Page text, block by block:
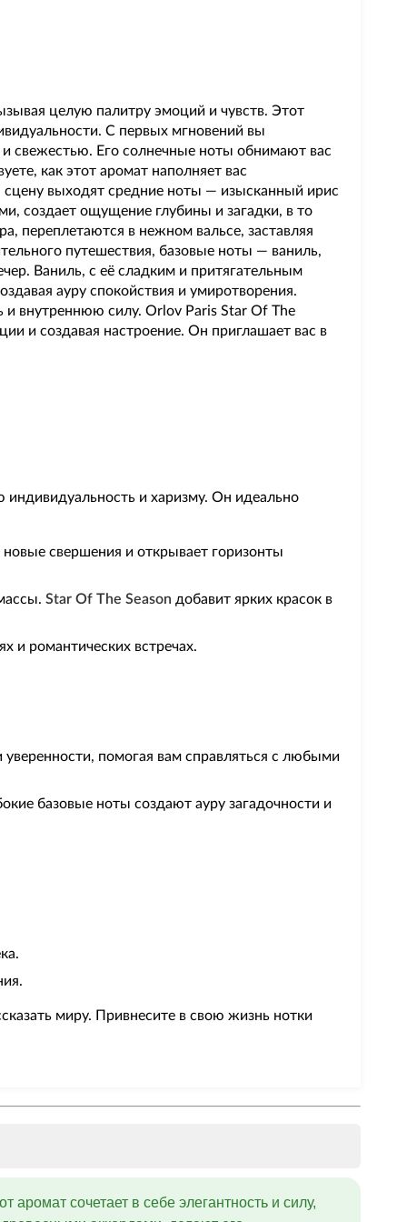
целую палитру эмоций и чувств. Этот
С первых мгновений вы
и свежестью. Его солнечные ноты обнимают вас
как этот аромат наполняет вас
сцену выходят средние ноты — изысканный ирис
создает ощущение глубины и загадки, в то
переплетаются в нежном вальсе, заставляя
путешествия, базовые ноты — ваниль,
Ваниль, с её сладким и притягательным
ауру спокойствия и умиротворения.
и внутреннюю силу. Orlov Paris Star Of The
и создавая настроение. Он приглашает вас в
индивидуальность и харизму. Он идеально
свершения и открывает горизонты
Star Of The Season добавит ярких красок в
и романтических встречах.
помогая вам справляться с любыми
базовые ноты создают ауру загадочности и
миру. Привнесите в свою жизнь нотки
аромат сочетает в себе элегантность и силу,